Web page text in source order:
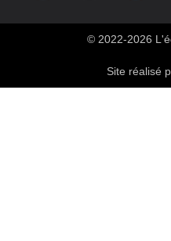
© 2022-2026
Site réalisé